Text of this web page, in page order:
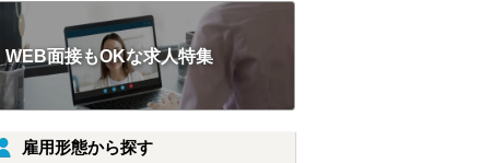
WEB面接もOKな求人特集
雇用形態から探す